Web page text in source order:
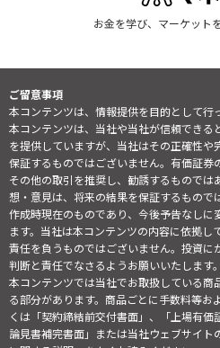
お金を学び、マーケット
ご留意事項
本コンテンツは、情報提供を目的として行
本コンテンツは、当社や当社が信頼できる
を提供していますが、当社はその正確性
保証するものではございません。有価証券
その他の取引を推奨し、勧誘するもので
想・意見は、将来の結果を保証するもので
作成時現在のものであり、今後予告なし
ます。当社は本コンテンツの内容に依拠し
責任を負うものではございません。投資に
判断と責任でなさるようお願いいたします。
本コンテンツでは当社でお取扱している
る部分があります。商品ごとに手数料等お
くは「契約締結前交付書面」、「上場有
論見書補完書面」または当社ウェブサイト